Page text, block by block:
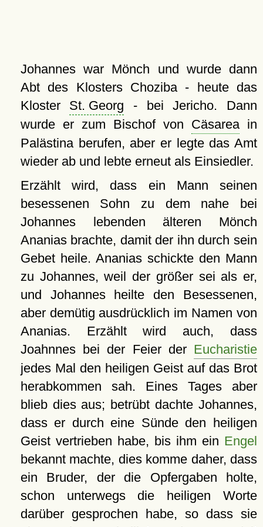
Johannes war Mönch und wurde dann
Abt des Klosters Choziba - heute das
Kloster St. Georg - bei Jericho. Dann
wurde er zum Bischof von Cäsareain
Palästina berufen, aber er legte das Amt
wieder ab und lebte erneut als Einsiedler.
Erzählt wird, dass ein Mann seinen
besessenen Sohn zu dem nahe bei
Johannes lebenden älteren Mönch
Ananias brachte, damit der ihn durch sein
Gebet heile. Ananias schickte den Mann
zu Johannes, weil der größer sei als er,
und Johannes heilte den Besessenen,
aber demütig ausdrücklich im Namen von
Ananias. Erzählt wird auch, dass
Joahnnes bei der Feier der Eucharistie
jedes Mal den heiligen Geist auf das Brot
herabkommen sah. Eines Tages aber
blieb dies aus; betrübt dachte Johannes,
dass er durch eine Sünde den heiligen
Geist vertrieben habe, bis ihm ein Engel
bekannt machte, dies komme daher, dass
ein Bruder, der die Opfergaben holte,
schon unterwegs die heiligen Worte
darüber gesprochen habe, so dass sie